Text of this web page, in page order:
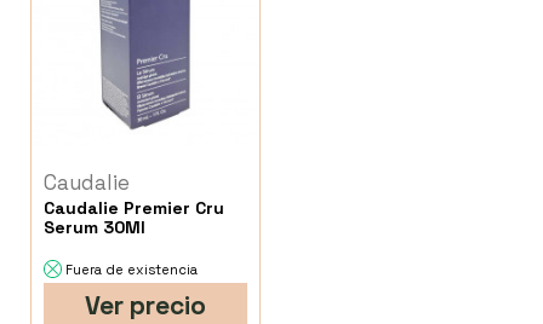
Caudalie
Caudalie Premier Cru
Serum 30Ml
Fuera de existencia
Ver precio